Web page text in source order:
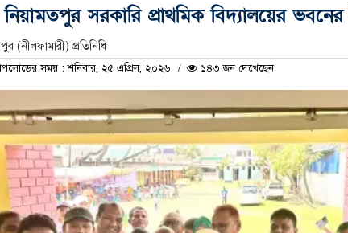
সরকারি প্রাথমিক বিদ্যালয়ের
(নীলফামারী) প্রতিনিধি
সময় : শনিবার, ২৫ এপ্রিল, ২০২৬ ১৪৩ জন দেখেছেন